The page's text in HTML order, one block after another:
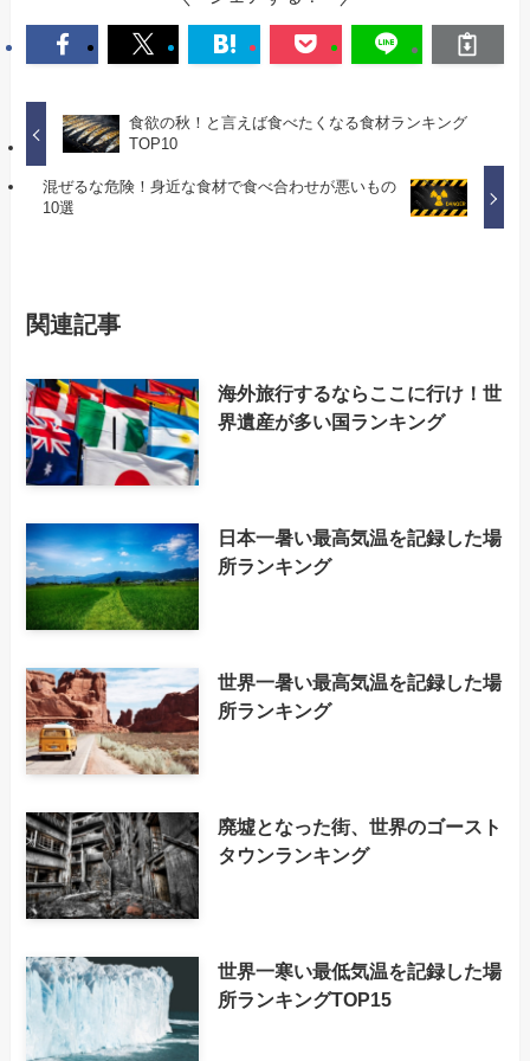
食欲の秋！と言えば食べたくなる食材ランキング
TOP10
混ぜるな危険！身近な食材で食べ合わせが悪いもの
10選
関連記事
海外旅行するならここに行け！世
界遺産が多い国ランキング
日本一暑い最高気温を記録した場
所ランキング
世界一暑い最高気温を記録した場
所ランキング
廃墟となった街、世界のゴースト
タウンランキング
世界一寒い最低気温を記録した場
所ランキングTOP15